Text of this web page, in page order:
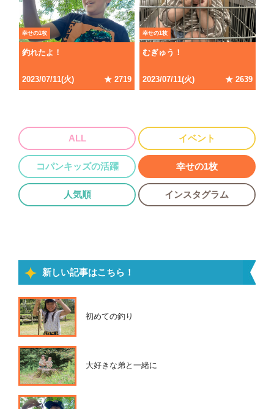
幸せの1枚
釣れたよ！
2023/07/11(火) ★ 2719
幸せの1枚
むぎゅう！
2023/07/11(火) ★ 2639
ALL イベント
コパンキッズの活躍 幸せの1枚
人気順 インスタグラム
新しい記事はこちら！
初めての釣り
大好きな弟と一緒に